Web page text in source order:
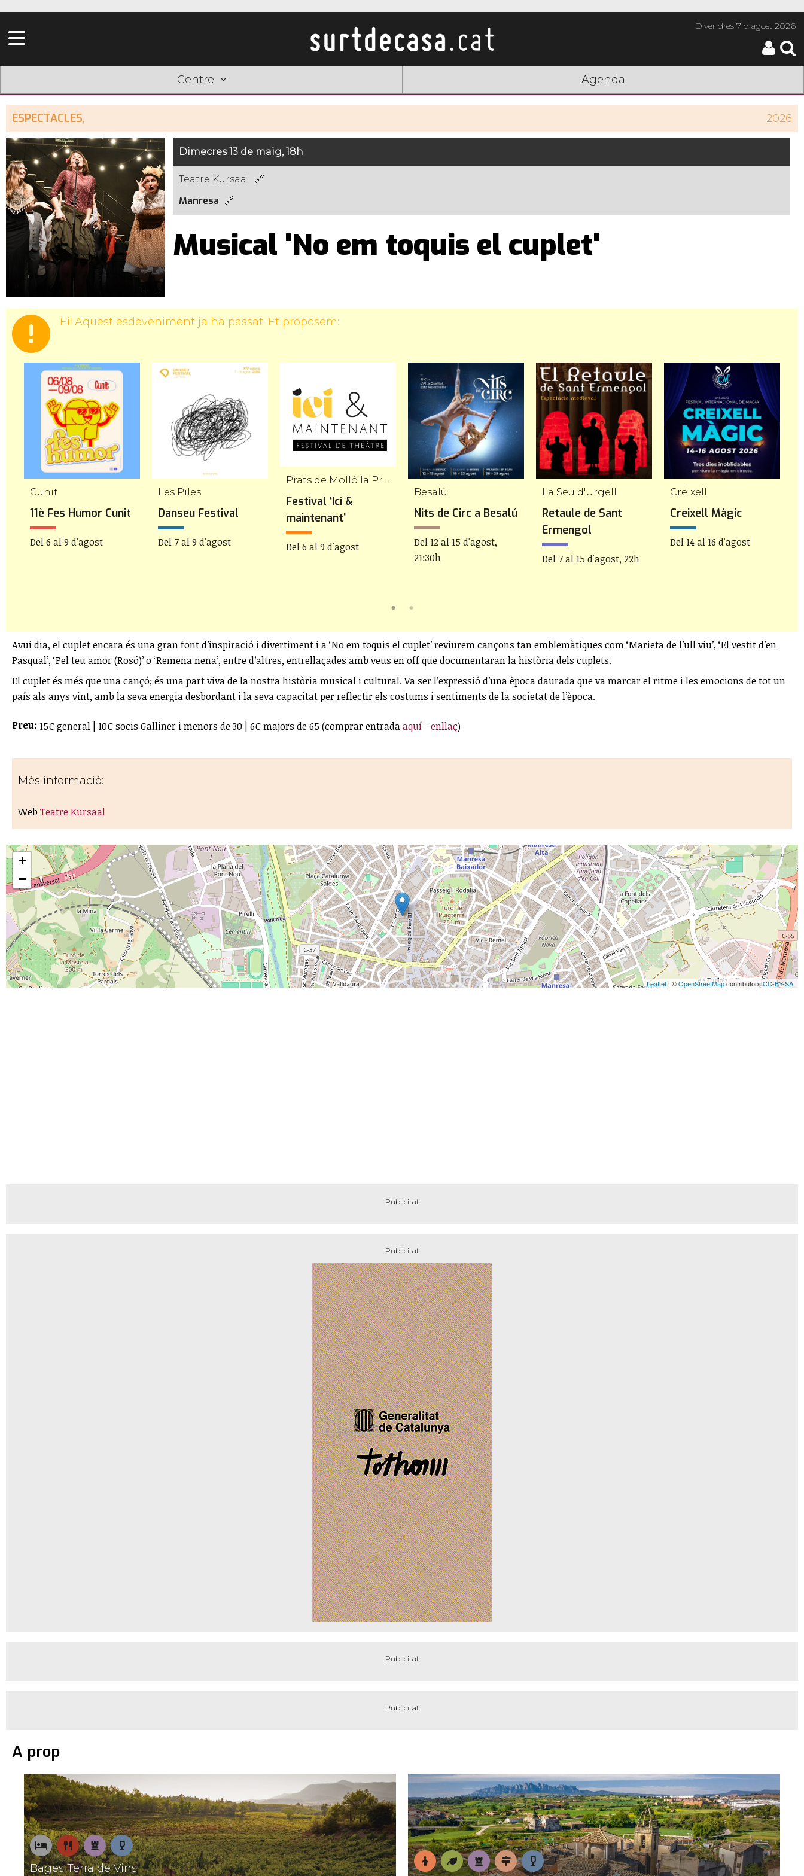
Divendres7 d’agost 2026
Centre Agenda
ESPECTACLES, 2026
Dimecres 13 de maig, 18h
Teatre Kursaal
Manresa
Musical 'No em toquis el cuplet'
Ei! Aquest esdeveniment ja ha passat. Et proposem:
Cunit
11è Fes Humor Cunit
Del 6 al 9 d'agost
Les Piles
Danseu Festival
Del 7 al 9 d'agost
Festival ‘Ici &
maintenant’
Del 6 al 9 d'agost
Besalú
Nits de Circ a Besalú
Del 12 al 15 d'agost,
21:30h
La Seu d'Urgell
Retaule de Sant
Ermengol
Del 7 al 15 d'agost, 22h
Creixell
Creixell Màgic
Del 14 al 16 d'agost
Avui dia, el cuplet encara és una gran font d’inspiració i divertiment i a ‘No em toquis el cuplet’ reviurem cançons tan emblemàtiques com ‘Marieta de l’ull viu’, ‘El vestit d’en
Pasqual’, ‘Pel teu amor (Rosó)’ o ‘Remena nena’, entre d’altres, entrellaçades amb veus en off que documentaran la història dels cuplets.
El cuplet és més que una cançó; és una part viva de la nostra història musical i cultural. Va ser l’expressió d’una època daurada que va marcar el ritme i les emocions de tot un
país als anys vint, amb la seva energia desbordant i la seva capacitat per reflectir els costums i sentiments de la societat de l’època.
Preu: 15€ general | 10€ socis Galliner i menors de 30 | 6€ majors de 65 (comprar entradaaquí - enllaç)
Més informació:
WebTeatre Kursaal
+
−
Leaflet | ©OpenStreetMapcontributorsCC-BY-SA,
A prop
On
On
Patrimoni
Tastos
Bages Terra de Vins